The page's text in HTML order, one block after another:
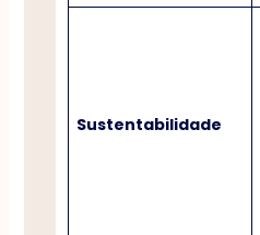
Sustentabilidade